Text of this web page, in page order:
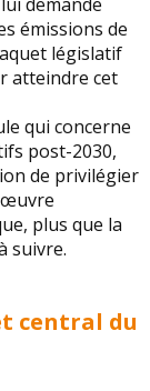
émissions de
législatif
atteindre cet
qui concerne
post-2030,
de privilégier
œuvre
plus que la
suivre.
central du